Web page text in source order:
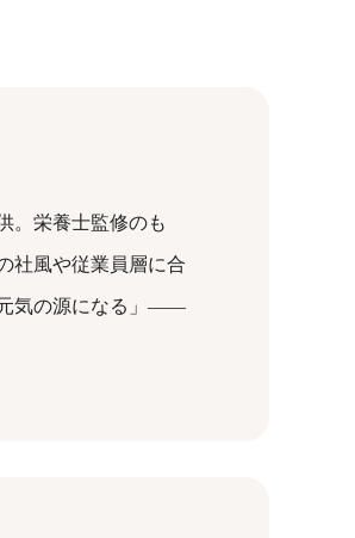
。栄養士監修のも
社風や従業員層に合
元気の源になる」——